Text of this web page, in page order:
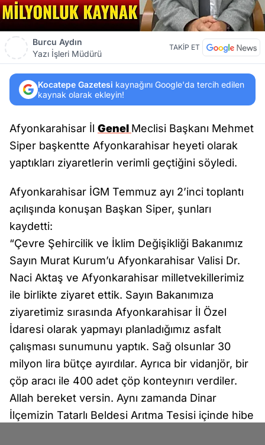
Burcu Aydın
Yazı İşleri Müdürü
TAKİP ET
Kocatepe Gazetesi kaynağını Google'da tercih edilen
kaynak olarak ekleyin!
Afyonkarahisar İl Genel Meclisi Başkanı Mehmet
Siper başkentte Afyonkarahisar heyeti olarak
yaptıkları ziyaretlerin verimli geçtiğini söyledi.
Afyonkarahisar İGM Temmuz ayı 2’inci toplantı
açılışında konuşan Başkan Siper, şunları
kaydetti:
“Çevre Şehircilik ve İklim Değişikliği Bakanımız
Sayın Murat Kurum’u Afyonkarahisar Valisi Dr.
Naci Aktaş ve Afyonkarahisar milletvekillerimiz
ile birlikte ziyaret ettik. Sayın Bakanımıza
ziyaretimiz sırasında Afyonkarahisar İl Özel
İdaresi olarak yapmayı planladığımız asfalt
çalışması sunumunu yaptık. Sağ olsunlar 30
milyon lira bütçe ayırdılar. Ayrıca bir vidanjör, bir
çöp aracı ile 400 adet çöp konteynırı verdiler.
Allah bereket versin. Aynı zamanda Dinar
İlçemizin Tatarlı Beldesi Arıtma Tesisi içinde hibe